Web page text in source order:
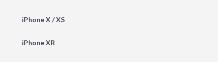
iPhone X / XS
iPhone XR